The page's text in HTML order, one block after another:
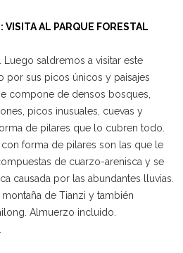
AL PARQUE FORESTAL
Luego saldremos a visitar este
por sus picos únicos y paisajes
compone de densos bosques,
picos inusuales, cuevas y
de pilares que lo cubren todo.
forma de pilares son las que le
de cuarzo-arenisca y se
causada por las abundantes lluvias.
de Tianzi y también
Almuerzo incluido.